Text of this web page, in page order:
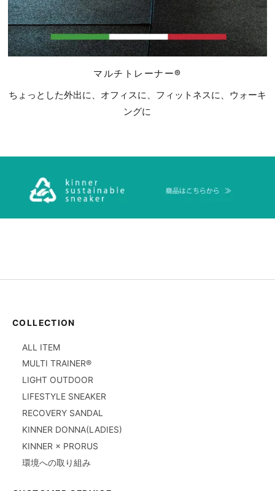
マルチトレーナー®
ちょっとした外出に、オフィスに、フィットネスに、ウォーキ
ングに
COLLECTION
ALL ITEM
MULTI TRAINER®
LIGHT OUTDOOR
LIFESTYLE SNEAKER
RECOVERY SANDAL
KINNER DONNA(LADIES)
KINNER × PRORUS
環境への取り組み